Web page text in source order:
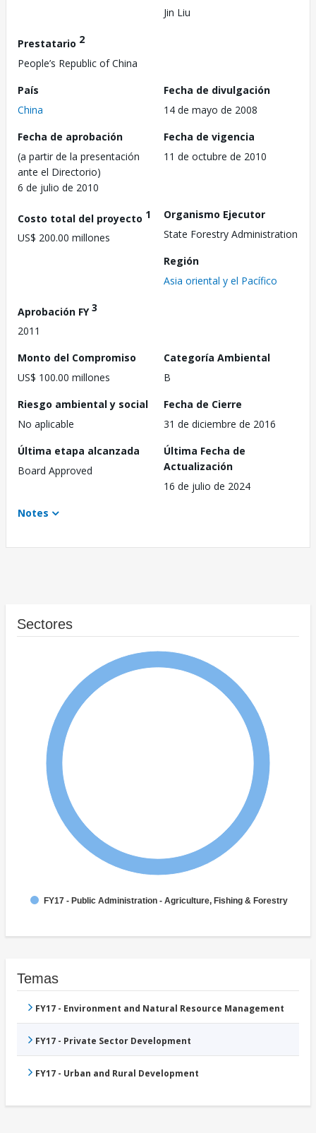
Jin Liu
Prestatario 2
People’s Republic of China
País
China
Fecha de divulgación
14 de mayo de 2008
Fecha de aprobación
(a partir de la presentación
ante el Directorio)
6 de julio de 2010
Fecha de vigencia
11 de octubre de 2010
Costo total del proyecto 1
US$ 200.00 millones
Organismo Ejecutor
State Forestry Administration
Región
Asia oriental y el Pacífico
Aprobación FY3
2011
Monto del Compromiso
US$ 100.00 millones
Categoría Ambiental
B
Riesgo ambiental y social
No aplicable
Fecha de Cierre
31 de diciembre de 2016
Última etapa alcanzada
Board Approved
Última Fecha de
Actualización
16 de julio de 2024
Notes
Sectores
FY17 - Public Administration - Agriculture, Fishing & Forestry
Temas
FY17 - Environment and Natural Resource Management
FY17 - Private Sector Development
FY17 - Urban and Rural Development